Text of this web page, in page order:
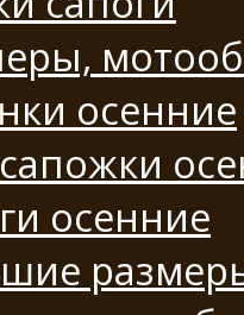
осенние
осенние